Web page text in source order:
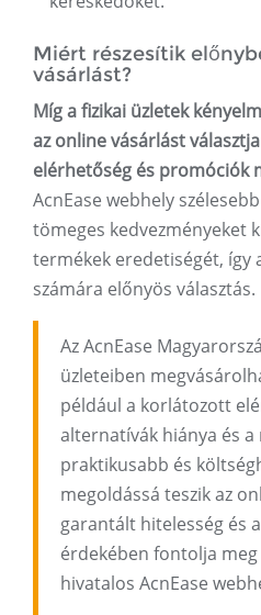
Miért részesítik
vásárlást?
Míg a fizikai üzletek
az online vásárlást
elérhetőség és promóciók
AcnEase webhely
tömeges kedvezményeket
termékek eredetiségét, így
számára előnyös választás.
Az AcnEase
üzleteiben
például a korlátozott
alternatívák hiánya és a
praktikusabb és
megoldássá teszik az
garantált hitelesség és
érdekében fontolja meg
hivatalos AcnEase